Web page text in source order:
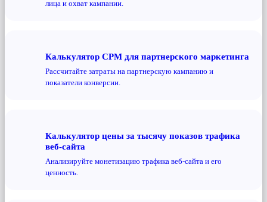
лица и охват кампании.
Калькулятор CPM для партнерского маркетинга
Рассчитайте затраты на партнерскую кампанию и
показатели конверсии.
Калькулятор цены за тысячу показов трафика
веб-сайта
Анализируйте монетизацию трафика веб-сайта и его
ценность.